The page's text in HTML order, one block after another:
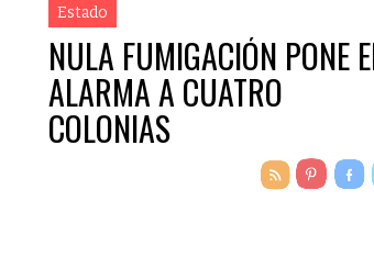
Estado
NULA FUMIGACIÓN PONE
ALARMA A CUATRO
COLONIAS